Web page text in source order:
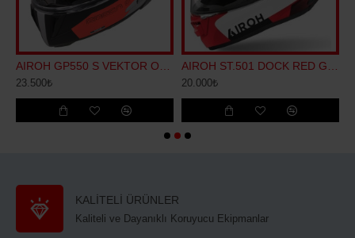
23.500₺ 20.000₺
KALİTELİ ÜRÜNLER
Kaliteli ve Dayanıklı Koruyucu Ekipmanlar